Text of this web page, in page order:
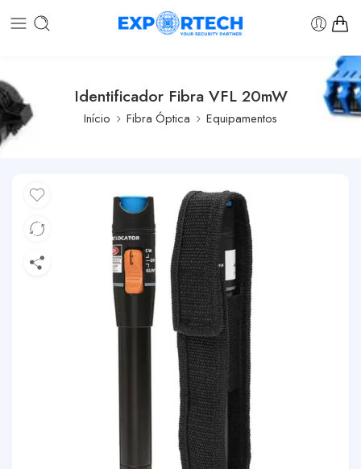
Identificador Fibra VFL 20mW
Início Fibra Óptica Equipamentos